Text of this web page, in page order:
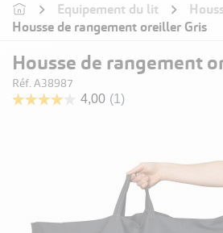
Equipement du lit
Housse de rangement oreiller Gris
Housse de rangement
Réf. A38987